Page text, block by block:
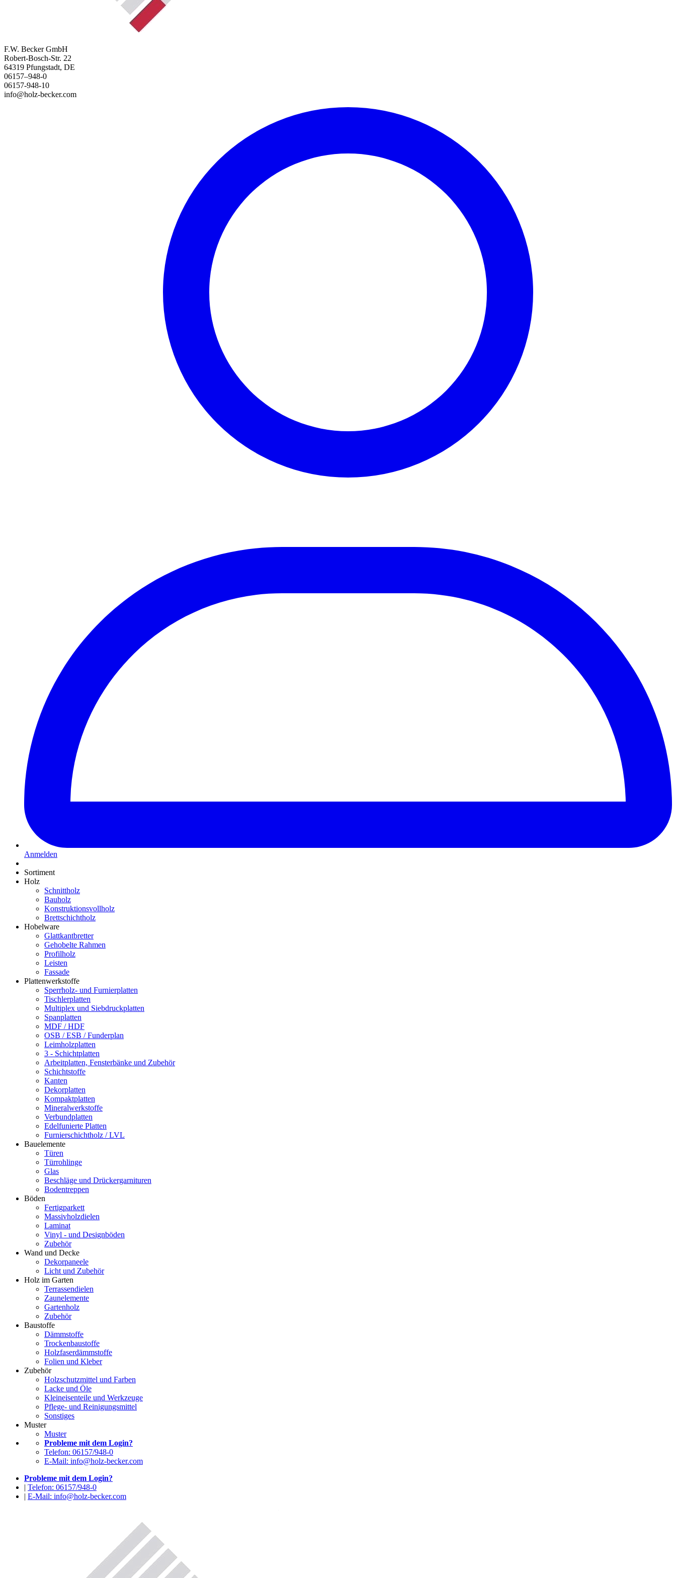
F.W. Becker GmbH
Robert-Bosch-Str. 22
64319 Pfungstadt, DE
06157–948-0
06157-948-10
info@holz-becker.com
Anmelden
Sortiment
Holz
Schnittholz
Bauholz
Konstruktionsvollholz
Brettschichtholz
Hobelware
Glattkantbretter
Gehobelte Rahmen
Profilholz
Leisten
Fassade
Plattenwerkstoffe
Sperrholz- und Furnierplatten
Tischlerplatten
Multiplex und Siebdruckplatten
Spanplatten
MDF / HDF
OSB / ESB / Funderplan
Leimholzplatten
3 - Schichtplatten
Arbeitplatten, Fensterbänke und Zubehör
Schichtstoffe
Kanten
Dekorplatten
Kompaktplatten
Mineralwerkstoffe
Verbundplatten
Edelfunierte Platten
Furnierschichtholz / LVL
Bauelemente
Türen
Türrohlinge
Glas
Beschläge und Drückergarnituren
Bodentreppen
Böden
Fertigparkett
Massivholzdielen
Laminat
Vinyl - und Designböden
Zubehör
Wand und Decke
Dekorpaneele
Licht und Zubehör
Holz im Garten
Terrassendielen
Zaunelemente
Gartenholz
Zubehör
Baustoffe
Dämmstoffe
Trockenbaustoffe
Holzfaserdämmstoffe
Folien und Kleber
Zubehör
Holzschutzmittel und Farben
Lacke und Öle
Kleineisenteile und Werkzeuge
Pflege- und Reinigungsmittel
Sonstiges
Muster
Muster
Probleme mit dem Login?
Telefon: 06157/948-0
E-Mail: info@holz-becker.com
Probleme mit dem Login?
| Telefon: 06157/948-0
| E-Mail: info@holz-becker.com